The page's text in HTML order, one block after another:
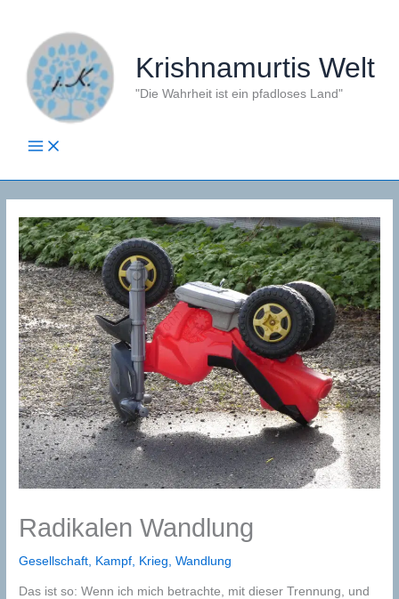
springen
Krishnamurtis Welt
"Die Wahrheit ist ein pfadloses Land"
Radikalen Wandlung
Gesellschaft Kampf Krieg ,Wandlung
Das ist so: Wenn ich mich betrachte, mit dieser Trennung, und